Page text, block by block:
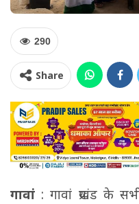
290
Share
गावां : गावां प्रखंड के